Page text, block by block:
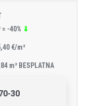
-40% ⇓
€/m²
m² BESPLATNA
30